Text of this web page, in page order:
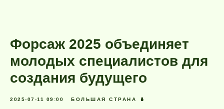
Форсаж 2025 объединяет
молодых специалистов для
создания будущего
2025-07-11 09:00 БОЛЬШАЯ СТРАНА 🪆